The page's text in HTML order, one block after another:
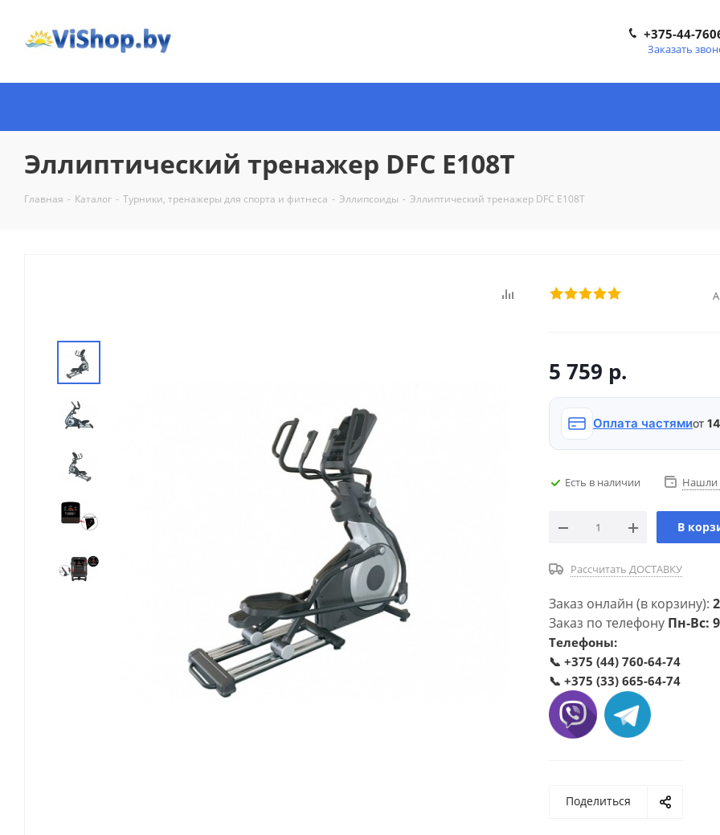
+375-44-
Заказать
Эллиптический тренажер DFC E108T
Главная - Каталог - Турники, тренажеры для спорта и фитнеса - Эллипсоиды - Эллиптический тренажер DFC E108T
5 759 р.
Оплата частямиот
Есть в наличии Нашли
В
Рассчитать ДОСТАВКУ
Заказ онлайн (в корзину):
Заказ по телефону Пн-Вс:
Телефоны:
📞 +375 (44) 760-64-74
📞 +375 (33) 665-64-74
Поделиться